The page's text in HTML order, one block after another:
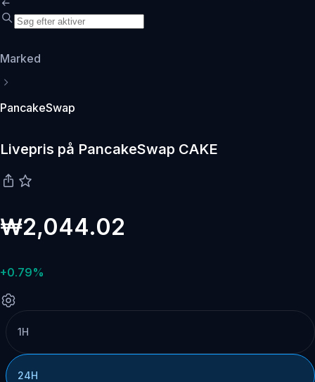
Marked
PancakeSwap
Livepris på PancakeSwap CAKE
₩2,044.02
+0.79%
1H
24H